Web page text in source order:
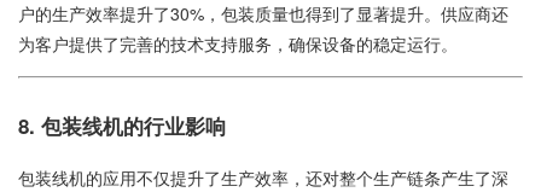
户的生产效率提升了30%，包装质量也得到了显著提升。供应商还
为客户提供了完善的技术支持服务，确保设备的稳定运行。
8. 包装线机的行业影响
包装线机的应用不仅提升了生产效率，还对整个生产链条产生了深